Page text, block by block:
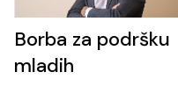
Borba za podršku
mladih